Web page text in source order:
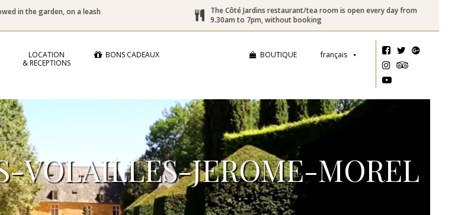
in the garden, on a leash
The Côté Jardins restaurant/tea room is open every day from
9.30am to 7pm, without booking
LOCATION
& RECEPTIONS
français
BOUTIQUE
BONS CADEAUX
VOLAILLES-JEROME-MOREL